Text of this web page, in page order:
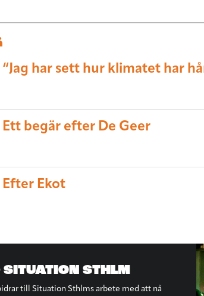
“Jag har sett hur klimatet har
Ett begär efter De Geer
Efter Ekot
SITUATION STHLM
till Situation Sthlms arbete med att nå